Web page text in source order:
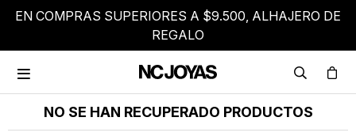
EN COMPRAS SUPERIORES A $9.500, ALHAJERO DE
REGALO

NO SE HAN RECUPERADO PRODUCTOS